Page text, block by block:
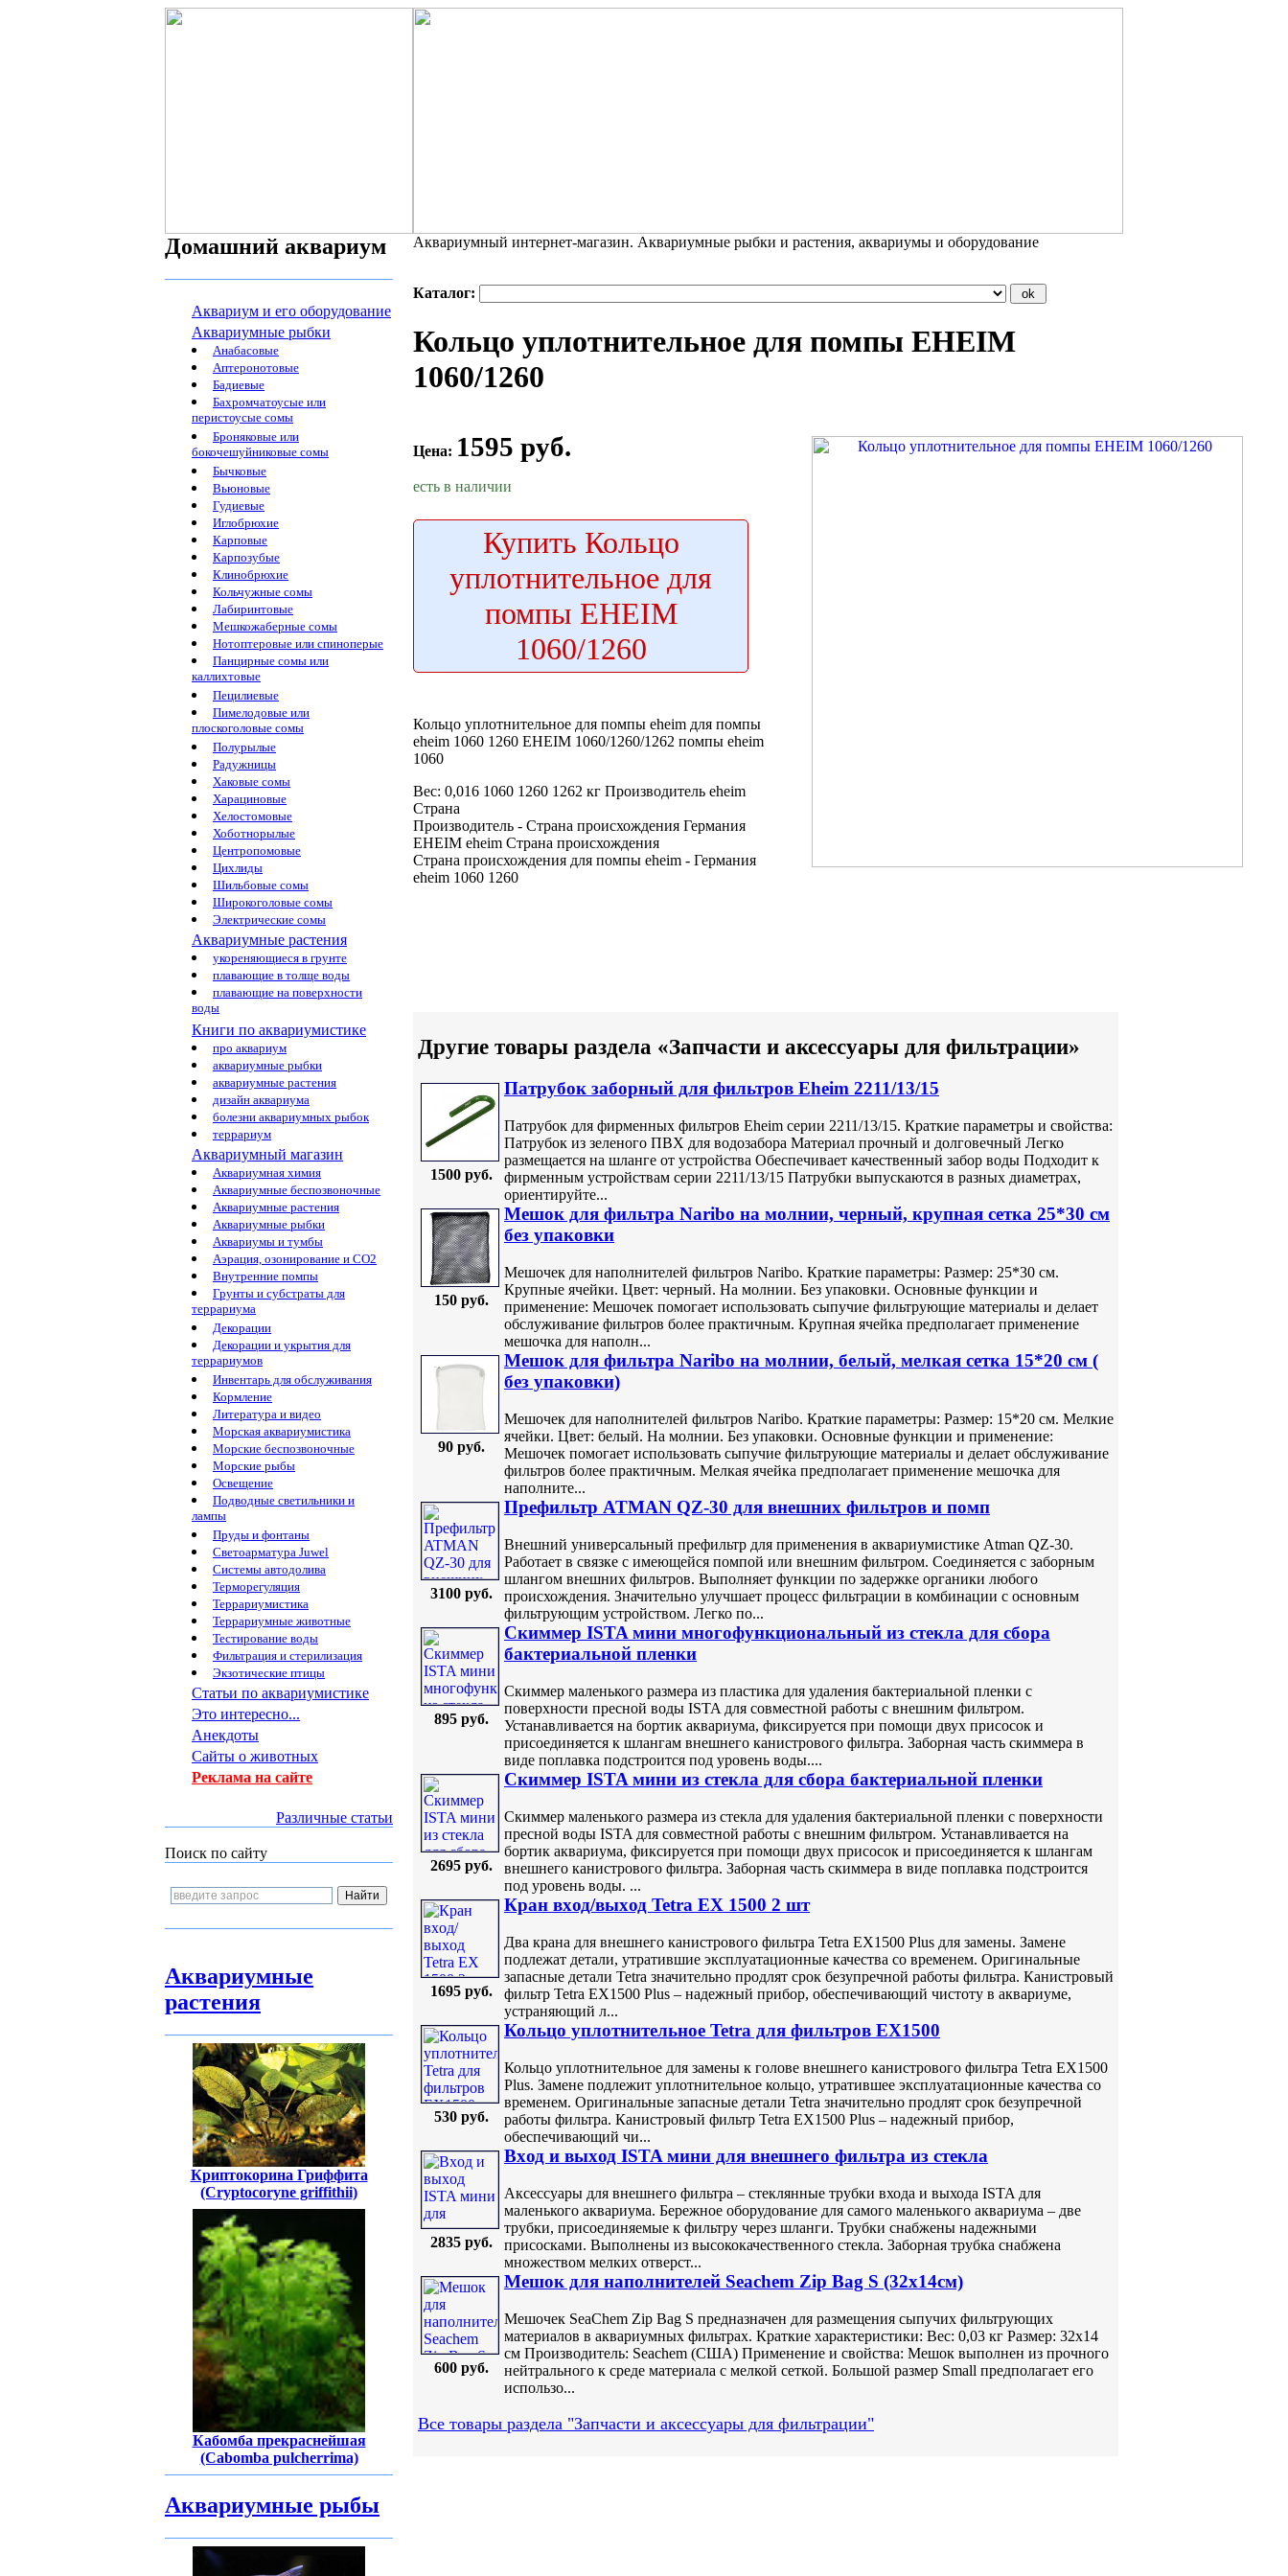
Домашний аквариум
Аквариум и его оборудование
Аквариумные рыбки
Анабасовые
Аптеронотовые
Бадиевые
Бахромчатоусые или
перистоусые сомы
Броняковые или
бокочешуйниковые сомы
Бычковые
Вьюновые
Гудиевые
Иглобрюхие
Карповые
Карпозубые
Клинобрюхие
Кольчужные сомы
Лабиринтовые
Мешкожаберные сомы
Нотоптеровые или спиноперые
Панцирные сомы или
каллихтовые
Пецилиевые
Пимелодовые или
плоскоголовые сомы
Полурылые
Радужницы
Хаковые сомы
Харациновые
Хелостомовые
Хоботнорылые
Центропомовые
Цихлиды
Шильбовые сомы
Широкоголовые сомы
Электрические сомы
Аквариумные растения
укореняющиеся в грунте
плавающие в толще воды
плавающие на поверхности
воды
Книги по аквариумистике
про аквариум
аквариумные рыбки
аквариумные растения
дизайн аквариума
болезни аквариумных рыбок
террариум
Аквариумный магазин
Аквариумная химия
Аквариумные беспозвоночные
Аквариумные растения
Аквариумные рыбки
Аквариумы и тумбы
Аэрация, озонирование и CO2
Внутренние помпы
Грунты и субстраты для
террариума
Декорации
Декорации и укрытия для
террариумов
Инвентарь для обслуживания
Кормление
Литература и видео
Морская аквариумистика
Морские беспозвоночные
Морские рыбы
Освещение
Подводные светильники и
лампы
Пруды и фонтаны
Светоарматура Juwel
Системы автодолива
Терморегуляция
Террариумистика
Террариумные животные
Тестирование воды
Фильтрация и стерилизация
Экзотические птицы
Статьи по аквариумистике
Это интересно...
Анекдоты
Сайты о животных
Реклама на сайте
Различные статьи
Поиск по сайту
Аквариумные
растения
Криптокорина Гриффита
(Cryptocoryne griffithii)
Кабомба прекраснейшая
(Cabomba pulcherrima)
Аквариумные рыбы
Аквариумный интернет-магазин. Аквариумные рыбки и растения, аквариумы и оборудование
Каталог:
Кольцо уплотнительное для помпы EHEIM
1060/1260
Цена: 1595 руб.
есть в наличии
Купить Кольцо
уплотнительное для
помпы EHEIM
1060/1260
Кольцо уплотнительное для помпы eheim для помпы
eheim 1060 1260 EHEIM 1060/1260/1262 помпы eheim
1060
Вес: 0,016 1060 1260 1262 кг Производитель eheim
Страна
Производитель - Страна происхождения Германия
EHEIM eheim Страна происхождения
Страна происхождения для помпы eheim - Германия
eheim 1060 1260
Другие товары раздела «Запчасти и аксессуары для фильтрации»
1500 руб.
Патрубок заборный для фильтров Eheim 2211/13/15
Патрубок для фирменных фильтров Eheim серии 2211/13/15. Краткие параметры и свойства:
Патрубок из зеленого ПВХ для водозабора Материал прочный и долговечный Легко
размещается на шланге от устройства Обеспечивает качественный забор воды Подходит к
фирменным устройствам серии 2211/13/15 Патрубки выпускаются в разных диаметрах,
ориентируйте...
150 руб.
Мешок для фильтра Naribo на молнии, черный, крупная сетка 25*30 см
без упаковки
Мешочек для наполнителей фильтров Naribo. Краткие параметры: Размер: 25*30 см.
Крупные ячейки. Цвет: черный. На молнии. Без упаковки. Основные функции и
применение: Мешочек помогает использовать сыпучие фильтрующие материалы и делает
обслуживание фильтров более практичным. Крупная ячейка предполагает применение
мешочка для наполн...
90 руб.
Мешок для фильтра Naribo на молнии, белый, мелкая сетка 15*20 см (
без упаковки)
Мешочек для наполнителей фильтров Naribo. Краткие параметры: Размер: 15*20 см. Мелкие
ячейки. Цвет: белый. На молнии. Без упаковки. Основные функции и применение:
Мешочек помогает использовать сыпучие фильтрующие материалы и делает обслуживание
фильтров более практичным. Мелкая ячейка предполагает применение мешочка для
наполните...
3100 руб.
Префильтр ATMAN QZ-30 для внешниx фильтров и помп
Внешний универсальный префильтр для применения в аквариумистике Atman QZ-30.
Работает в связке с имеющейся помпой или внешним фильтром. Соединяется с заборным
шлангом внешних фильтров. Выполняет функции по задержке органики любого
происхождения. Значительно улучшает процесс фильтрации в комбинации с основным
фильтрующим устройством. Легко по...
895 руб.
Скиммер ISTA мини многофункциональный из стекла для сбора
бактериальной пленки
Скиммер маленького размера из пластика для удаления бактериальной пленки с
поверхности пресной воды ISTA для совместной работы с внешним фильтром.
Устанавливается на бортик аквариума, фиксируется при помощи двух присосок и
присоединяется к шлангам внешнего канистрового фильтра. Заборная часть скиммера в
виде поплавка подстроится под уровень воды....
2695 руб.
Скиммер ISTA мини из стекла для сбора бактериальной пленки
Скиммер маленького размера из стекла для удаления бактериальной пленки с поверхности
пресной воды ISTA для совместной работы с внешним фильтром. Устанавливается на
бортик аквариума, фиксируется при помощи двух присосок и присоединяется к шлангам
внешнего канистрового фильтра. Заборная часть скиммера в виде поплавка подстроится
под уровень воды. ...
1695 руб.
Кран вxод/выxод Tetra EX 1500 2 шт
Два крана для внешнего канистрового фильтра Tetra EX1500 Plus для замены. Замене
подлежат детали, утратившие эксплуатационные качества со временем. Оригинальные
запасные детали Tetra значительно продлят срок безупречной работы фильтра. Канистровый
фильтр Tetra EX1500 Plus – надежный прибор, обеспечивающий чистоту в аквариуме,
устраняющий л...
530 руб.
Кольцо уплотнительное Tetra для фильтров EX1500
Кольцо уплотнительное для замены к голове внешнего канистрового фильтра Tetra EX1500
Plus. Замене подлежит уплотнительное кольцо, утратившее эксплуатационные качества со
временем. Оригинальные запасные детали Tetra значительно продлят срок безупречной
работы фильтра. Канистровый фильтр Tetra EX1500 Plus – надежный прибор,
обеспечивающий чи...
2835 руб.
Вxод и выxод ISTA мини для внешнего фильтра из стекла
Аксессуары для внешнего фильтра – стеклянные трубки входа и выхода ISTA для
маленького аквариума. Бережное оборудование для самого маленького аквариума – две
трубки, присоединяемые к фильтру через шланги. Трубки снабжены надежными
присосками. Выполнены из высококачественного стекла. Заборная трубка снабжена
множеством мелких отверст...
600 руб.
Мешок для наполнителей Seachem Zip Bag S (32x14см)
Мешочек SeaChem Zip Bag S предназначен для размещения сыпучих фильтрующих
материалов в аквариумных фильтрах. Краткие характеристики: Вес: 0,03 кг Размер: 32х14
см Производитель: Seachem (США) Применение и свойства: Мешок выполнен из прочного
нейтрального к среде материала с мелкой сеткой. Большой размер Small предполагает его
использо...
Все товары раздела "Запчасти и аксессуары для фильтрации"